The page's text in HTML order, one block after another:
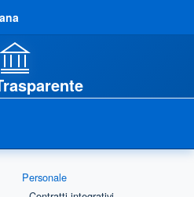
Personale